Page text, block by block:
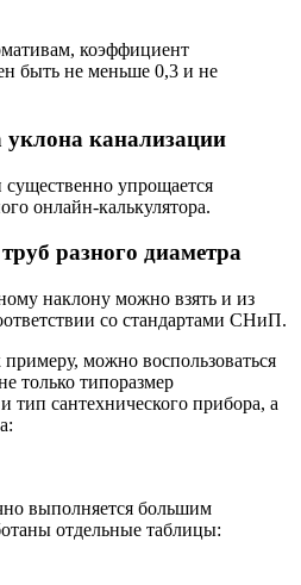
коэффициент
быть не меньше 0,3 и не
уклона канализации
существенно упрощается
онлайн-калькулятора.
разного диаметра
наклону можно взять и из
со стандартами СНиП.
можно воспользоваться
только типоразмер
тип сантехнического прибора, а
выполняется большим
отдельные таблицы: